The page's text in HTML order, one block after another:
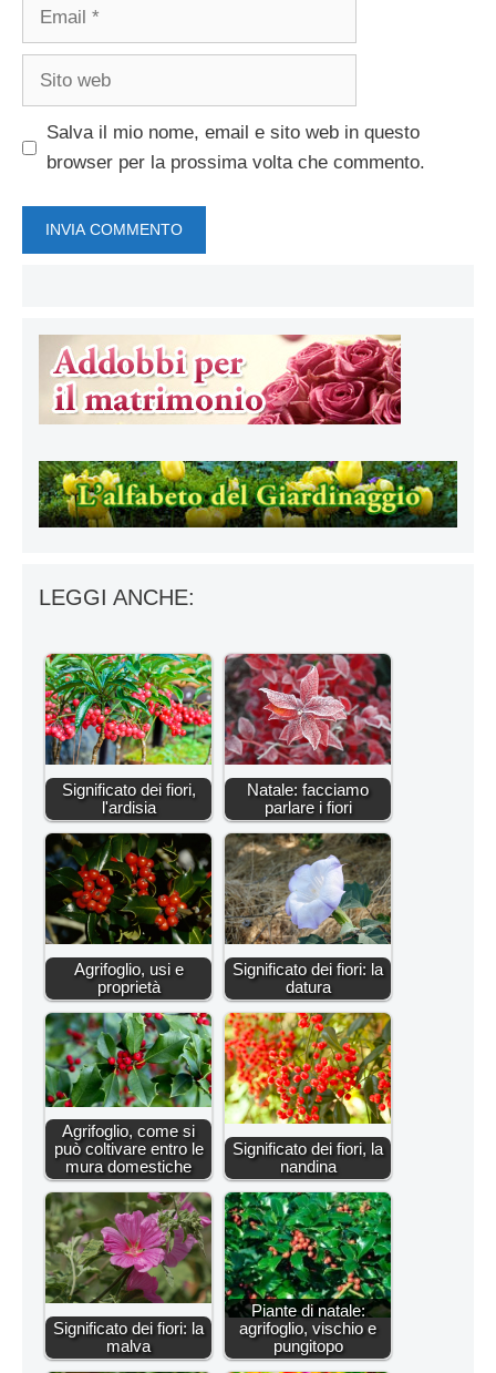
Email
Sito
Salva il mio nome, email e sito web in questo
browser per la prossima volta che commento.
LEGGI ANCHE:
Significato dei fiori,
l'ardisia
Natale: facciamo
parlare i fiori
Agrifoglio, usi e
proprietà
Significato dei fiori: la
datura
Agrifoglio, come si
può coltivare entro le
mura domestiche
Significato dei fiori, la
nandina
Significato dei fiori: la
malva
Piante di natale:
agrifoglio, vischio e
pungitopo